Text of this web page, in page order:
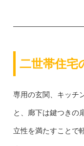
二世帯住宅
専用の玄関、キッチ
と、廊下は鍵つきの
立性を満たすことで